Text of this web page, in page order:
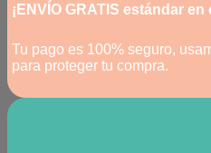
¡ENVÍO GRATIS estándar
Tu pago es 100% seguro,
para proteger tu compra.